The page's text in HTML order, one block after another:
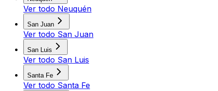
Ver todo Neuquén
San Juan
Ver todo San Juan
San Luis
Ver todo San Luis
Santa Fe
Ver todo Santa Fe